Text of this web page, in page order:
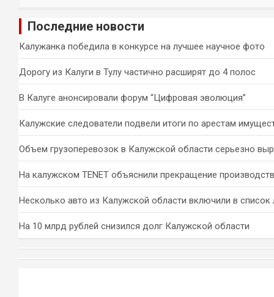
и
Последние новости
Калужанка победила в конкурсе на лучшее научное фото
Дорогу из Калуги в Тулу частично расширят до 4 полос
В Калуге анонсировали форум “Цифровая эволюция”
Калужские следователи подвели итоги по арестам
Объем грузоперевозок в Калужской области серьезно
На калужском TENET объяснили прекращение
Несколько авто из Калужской области включили в список
На 10 млрд рублей снизился долг Калужской области